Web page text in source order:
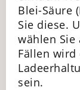
Blei-Säure
Sie diese.
wählen Sie
Fällen
sein.